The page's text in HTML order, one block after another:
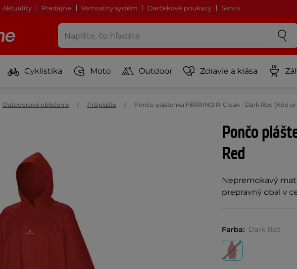
Aktuality Predajne Vernostný systém Darčekové poukazy Servis
Cyklistika Moto Outdoor Zdravie a krása
Outdoorové oblečenie Pršiplášte Pončo pláštenka FERRINO R-Cloak - Dark Red (Kód
Pončo
Red
Nepremokavý
prepravný obal v
Farba: Dark Red